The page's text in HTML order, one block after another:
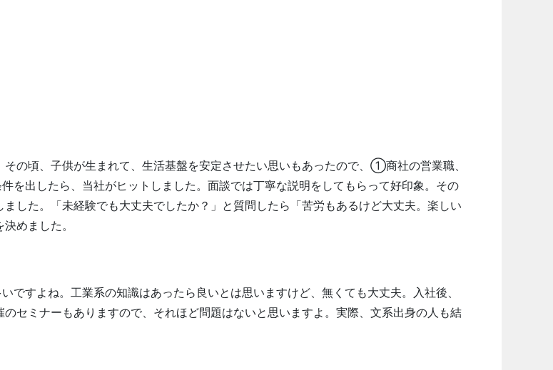
の頃、子供が生まれて、生活基盤を安定させたい思いもあったので、①商社の営業職、
出したら、当社がヒットしました。面談では丁寧な説明をしてもらって好印象。その
した。「未経験でも大丈夫でしたか？」と質問したら「苦労もあるけど大丈夫。楽しい
めました。
ですよね。工業系の知識はあったら良いとは思いますけど、無くても大丈夫。入社後、
セミナーもありますので、それほど問題はないと思いますよ。実際、文系出身の人も結